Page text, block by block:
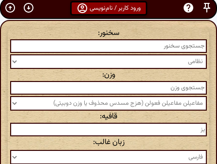
ورود کاربر / نام‌نویسی
سخنور:
وزن:
قافیه:
زبان غالب: